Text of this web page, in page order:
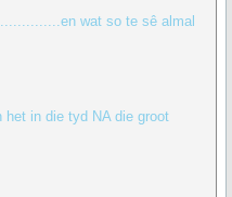
wat so te sê almal
in die tyd NA die groot